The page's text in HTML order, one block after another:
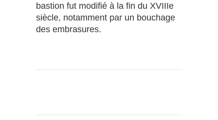
bastion fut modifié à la fin du XVIIIe
siècle, notamment par un bouchage
des embrasures.